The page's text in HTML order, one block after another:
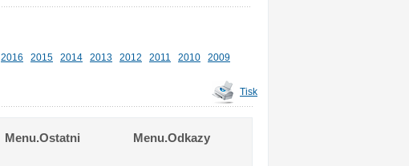
2016 2015 2014 2013 2012 2011 2010
2009
Tisk
Menu.Ostatni Menu.Odkazy